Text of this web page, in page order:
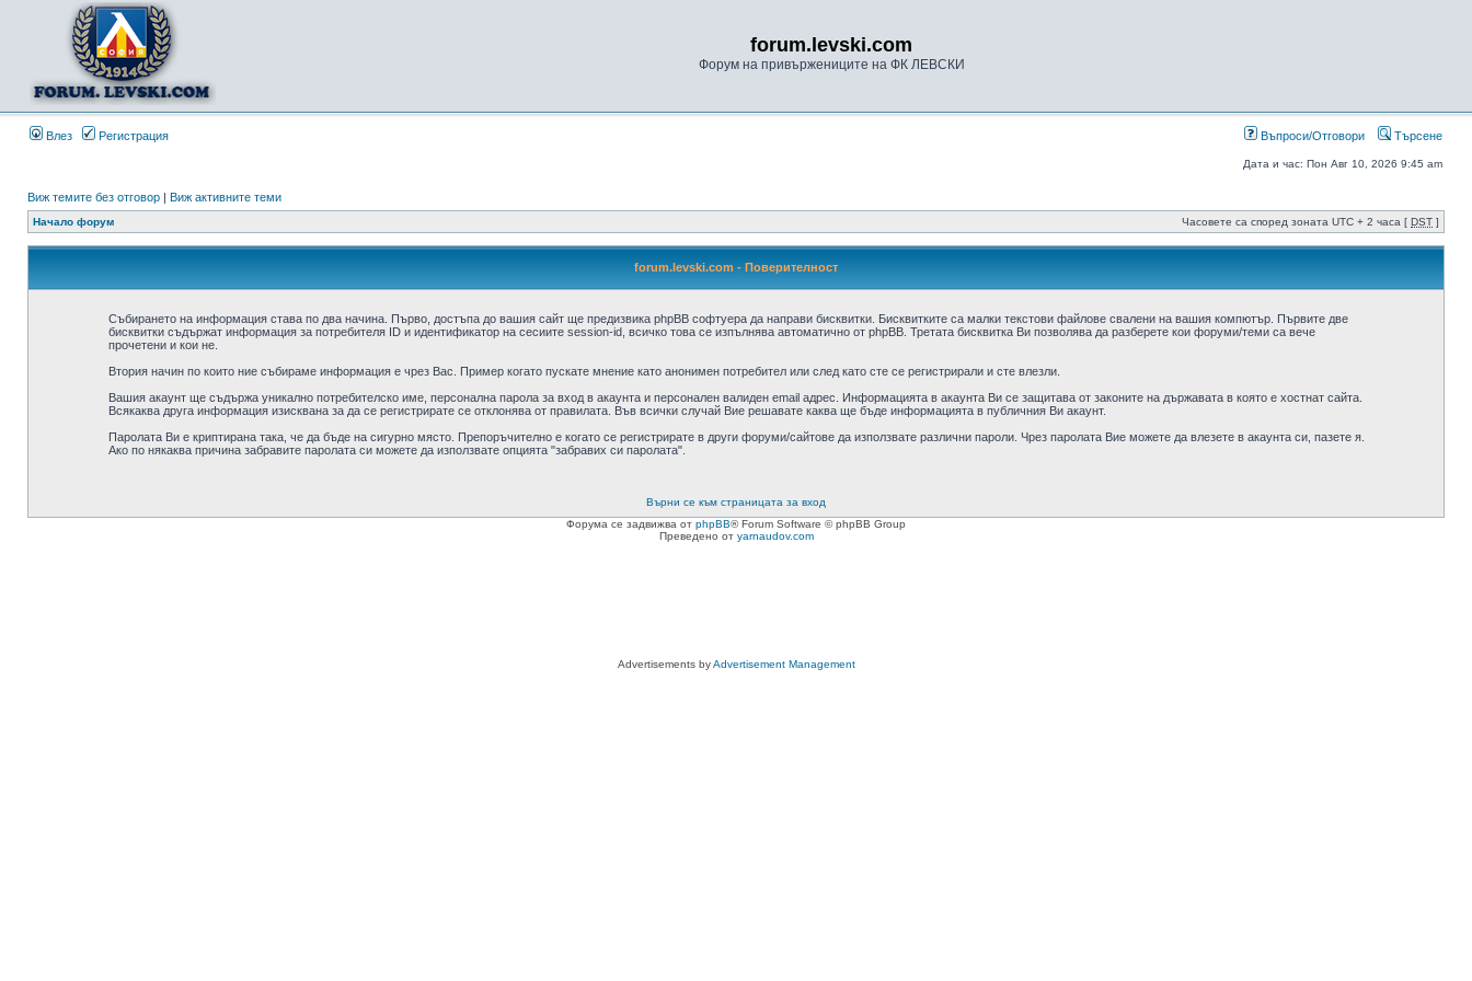
forum.levski.com
Форум на привържениците на ФК ЛЕВСКИ
Влез Регистрация Въпроси/Отговори Търсене
Дата и час: Пон Авг 10, 2026 9:45 am
Виж темите без отговор | Виж активните теми
Начало форум Часовете са според зоната UTC + 2 часа [ DST ]
forum.levski.com - Поверителност
Събирането на информация става по два начина. Първо, достъпа до вашия сайт ще предизвика phpBB софтуера да направи бисквитки. Бисквитките са малки текстови файлове свалени на вашия компютър. Първите две
бисквитки съдържат информация за потребителя ID и идентификатор на сесиите session-id, всичко това се изпълнява автоматично от phpBB. Третата бисквитка Ви позволява да разберете кои форуми/теми са вече
прочетени и кои не.
Втория начин по които ние събираме информация е чрез Вас. Пример когато пускате мнение като анонимен потребител или след като сте се регистрирали и сте влезли.
Вашия акаунт ще съдържа уникално потребителско име, персонална парола за вход в акаунта и персонален валиден email адрес. Информацията в акаунта Ви се защитава от законите на държавата в която е хостнат сайта.
Всякаква друга информация изисквана за да се регистрирате се отклонява от правилата. Във всички случай Вие решавате каква ще бъде информацията в публичния Ви акаунт.
Паролата Ви е криптирана така, че да бъде на сигурно място. Препоръчително е когато се регистрирате в други форуми/сайтове да използвате различни пароли. Чрез паролата Вие можете да влезете в акаунта си, пазете я.
Ако по някаква причина забравите паролата си можете да използвате опцията "забравих си паролата".
Върни се към страницата за вход
Форума се задвижва от phpBB® Forum Software © phpBB Group
Преведено от yarnaudov.com
Advertisements byAdvertisement Management